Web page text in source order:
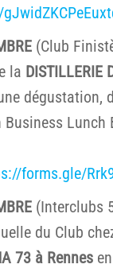
(Club
la DISTILLERIE
dégustation,
Business
forms.gle/
(Interclubs
du Club
73 à Rennes